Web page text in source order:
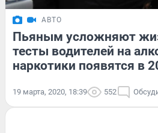
АВТО
Пьяным усложняют
тесты водителей на
наркотики появятся в
19 марта, 2020, 18:39 552